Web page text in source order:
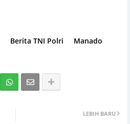
Berita TNI Polri
Manado
LEBIH BARU